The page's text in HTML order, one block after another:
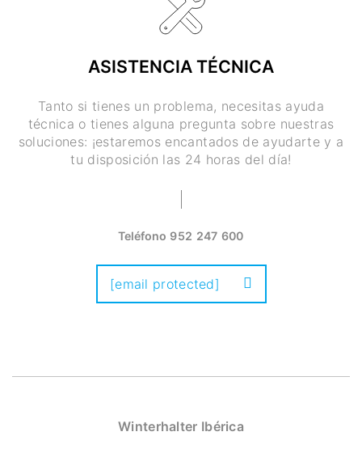
ASISTENCIA TÉCNICA
Tanto si tienes un problema, necesitas ayuda
técnica o tienes alguna pregunta sobre nuestras
soluciones: ¡estaremos encantados de ayudarte y a
tu disposición las 24 horas del día!
Teléfono 952 247 600
[email protected]
Winterhalter Ibérica